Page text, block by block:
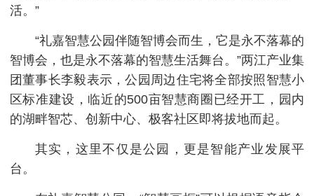
活。”
“礼嘉智慧公园伴随智博会而生，它是永不落幕的
智博会，也是永不落幕的智慧生活舞台。”两江产业集
团董事长李毅表示，公园周边住宅将全部按照智慧小
区标准建设，临近的500亩智慧商圈已经开工，园内
的湖畔智芯、创新中心、极客社区即将拔地而起。
其实，这里不仅是公园，更是智能产业发展平
台。